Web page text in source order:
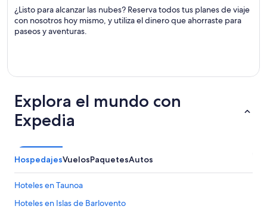
¿Listo para alcanzar las nubes? Reserva todos tus planes de viaje
con nosotros hoy mismo, y utiliza el dinero que ahorraste para
paseos y aventuras.
Explora el mundo con
Expedia
HospedajesVuelosPaquetesAutos
Hoteles en Taunoa
Hoteles en Islas de Barlovento